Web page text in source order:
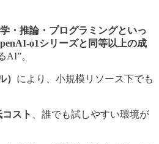
・推論・プログラミングといっ
o1シリーズと同等以上の成
AI”。
） により、小規模リソース下でも
スト
、誰でも試しやすい環境が